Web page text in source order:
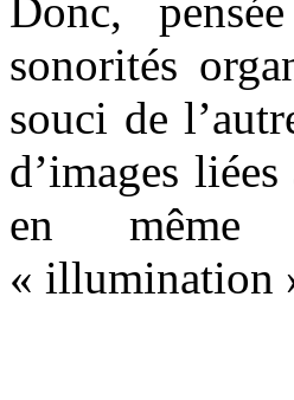
Donc,
sonorités
souci de
d’images
en même
« illumination